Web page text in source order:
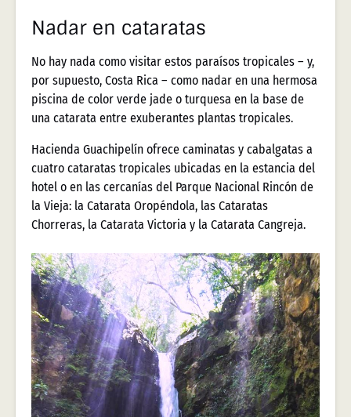
Nadar en cataratas
No hay nada como visitar estos paraísos tropicales – y,
por supuesto, Costa Rica – como nadar en una hermosa
piscina de color verde jade o turquesa en la base de
una catarata entre exuberantes plantas tropicales.
Hacienda Guachipelín ofrece caminatas y cabalgatas a
cuatro cataratas tropicales ubicadas en la estancia del
hotel o en las cercanías del Parque Nacional Rincón de
la Vieja: la Catarata Oropéndola, las Cataratas
Chorreras, la Catarata Victoria y la Catarata Cangreja.